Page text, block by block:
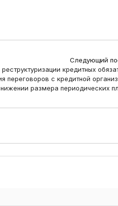
Следующий
кредитных
переговоров с кредитной
размера периодических